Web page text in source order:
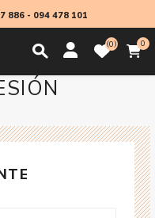
886- 094 478 101
0 0